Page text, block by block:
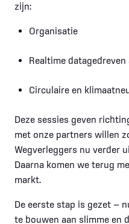
zijn:
Organisatie
Realtime
Circulaire en
Deze sessies geven
met onze partners willen
Wegverleggers nu verder
Daarna komen we terug
markt.
De eerste stap is gezet —
te bouwen aan slimme en